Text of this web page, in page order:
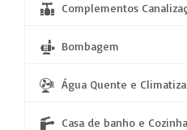
Complementos
Bombagem
Água Quente e
Casa de banho e Cozinha